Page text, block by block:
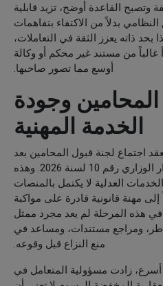
وتصبح القاعدة أوضح، تزيد قابلية
بدلاً من الاكتفاء بتفاهمات
ذاته يعزز الثقة في التعاملات،
غالباً من مستند غير محكم أو وكالة
أوسع مما تصور صاحبها.
وجودة
الخدمة المهنية
اجتماع لجنة قبول المحامين بعد
إعادة تشكيلها بموجب القرار الوزاري رقم 10 لسنة 2026. وهذه
العدلية لا يكتمل بالمنصات
مهنة قانونية قادرة على مواكبة
هذه المرحلة لم يعد مجرد ممثل
ومراجع مستندات، ومساعد في
منع النزاع قبل وقوعه.
زادت مسؤولية المتعامل في